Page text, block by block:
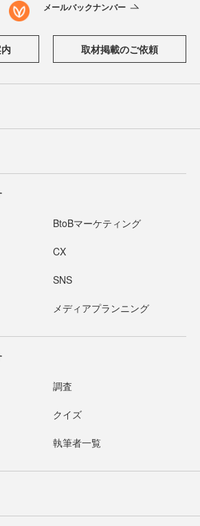
メールバックナンバー
取材掲載のご依頼
BtoBマーケティング
CX
SNS
メディアプランニング
調査
クイズ
執筆者一覧